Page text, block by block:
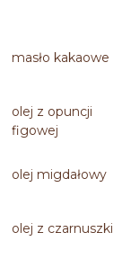
masło kakaowe
olej z opuncji
figowej
olej migdałowy
olej z czarnuszki